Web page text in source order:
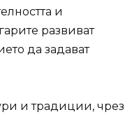
и
развиват
да задават
и традиции, чрез